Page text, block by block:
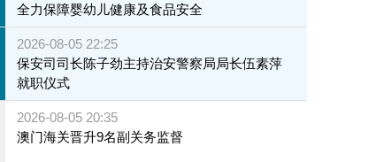
全力保障婴幼儿健康及食品安全
2026-08-05 22:25
保安司司长陈子劲主持治安警察局局长伍素萍
就职仪式
2026-08-05 20:35
澳门海关晋升9名副关务监督